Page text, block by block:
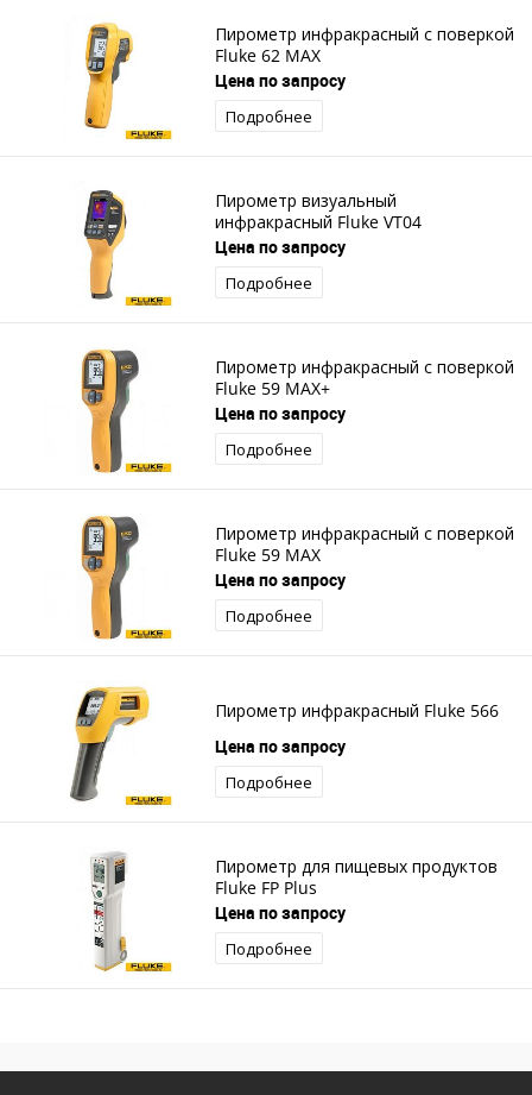
Пирометр инфракрасный с поверкой
Fluke 62 MAX
Цена по запросу
Подробнее
Пирометр визуальный
инфракрасный Fluke VT04
Цена по запросу
Подробнее
Пирометр инфракрасный с поверкой
Fluke 59 MAX+
Цена по запросу
Подробнее
Пирометр инфракрасный с поверкой
Fluke 59 MAX
Цена по запросу
Подробнее
Пирометр инфракрасный Fluke 566
Цена по запросу
Подробнее
Пирометр для пищевых продуктов
Fluke FP Plus
Цена по запросу
Подробнее